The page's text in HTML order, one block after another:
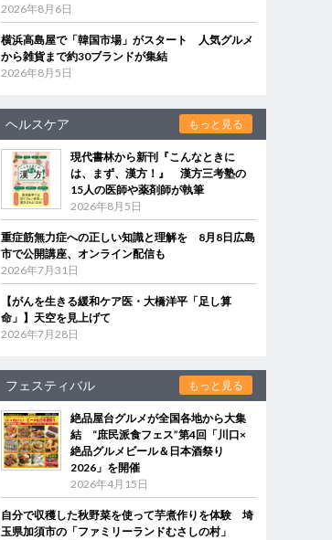
2026年8月6日
横浜高島屋で「韓国市場」がスタート 人気グルメ
から雑貨まで約30ブランドが集結
2026年8月5日
ヘルスケア もっと見る
現代書林から新刊『こんなときに
は、まず、漢方！』 漢方三考塾の
15人の医師や薬剤師が執筆
2026年8月5日
重症筋無力症への正しい知識と理解を 8月8日広島
市で公開講座、オンライン配信も
2026年7月31日
【がんを生きる緩和ケア医・大橋洋平「足し算
命」】天空を見上げて
2026年7月28日
フェスティバル もっと見る
絶品屋台グルメが全国各地から大集
結 “庶民派食フェス”第4回「川口×
絶品グルメビール＆日本酒祭り
2026」を開催
2026年4月15日
自分で収穫した秋野菜を使って芋煮作りを体験 埼
玉県加須市の「ファミリーランドむさしの村」